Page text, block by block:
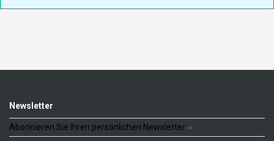
Newsletter
Abonnieren Sie Ihren persönlichen Newsletter